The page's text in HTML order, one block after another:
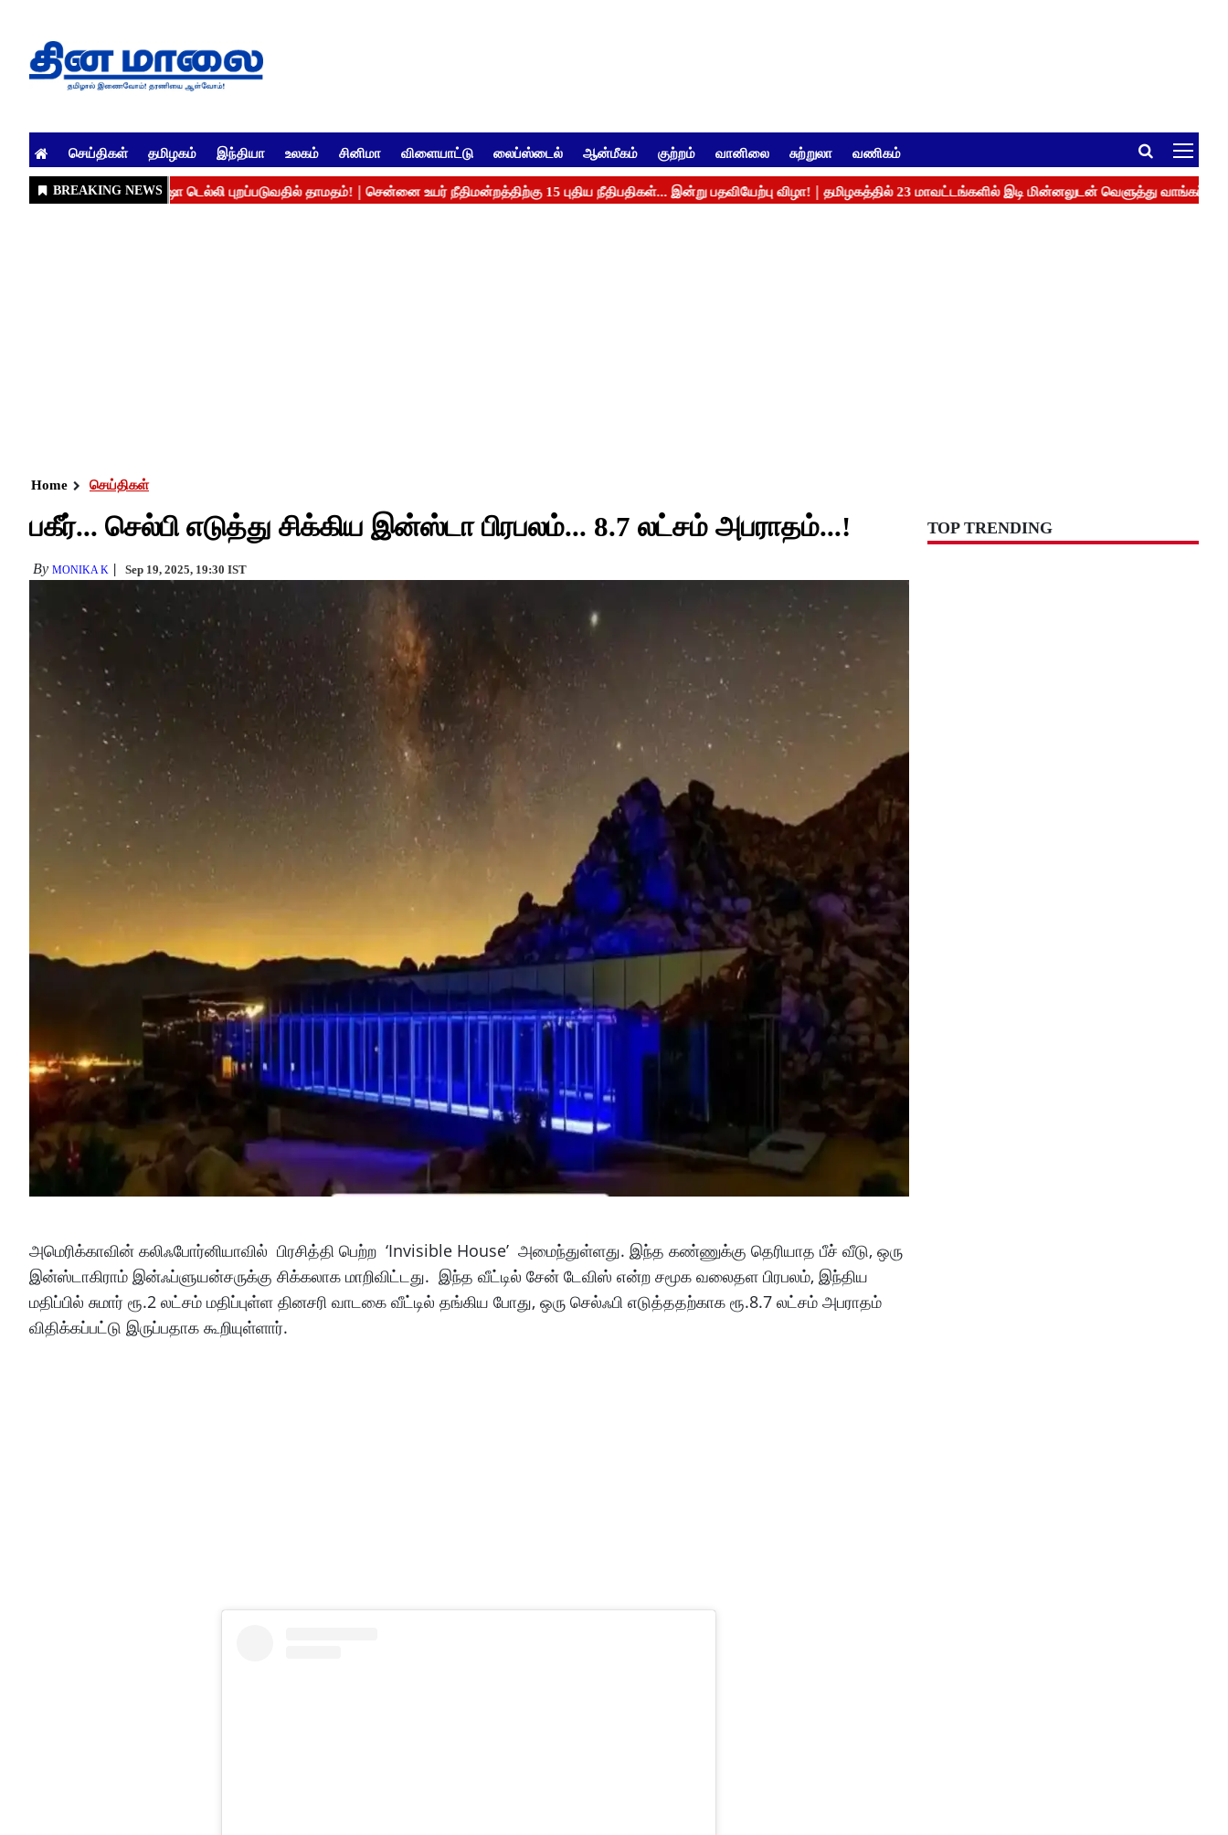
செய்திகள் தமிழகம் இந்தியா உலகம் சினிமா விளையாட்டு லைப்ஸ்டைல் ஆன்மீகம் குற்றம் வானிலை சுற்றுலா வணிகம்
Home செய்திகள்
பகீர்... செல்பி எடுத்து சிக்கிய இன்ஸ்டா பிரபலம்... 8.7 லட்சம் அபராதம்...!
By MONIKA K Sep 19, 2025, 19:30 IST
அமெரிக்காவின் கலிஃபோர்னியாவில் பிரசித்தி பெற்ற ‘Invisible House’ அமைந்துள்ளது. இந்த கண்ணுக்கு தெரியாத பீச் வீடு, ஒரு
இன்ஸ்டாகிராம் இன்ஃப்ளுயன்சருக்கு சிக்கலாக மாறிவிட்டது. இந்த வீட்டில் சேன் டேவிஸ் என்ற சமூக வலைதள பிரபலம், இந்திய
மதிப்பில் சுமார் ரூ.2 லட்சம் மதிப்புள்ள தினசரி வாடகை வீட்டில் தங்கிய போது, ஒரு செல்ஃபி எடுத்ததற்காக ரூ.8.7 லட்சம் அபராதம்
விதிக்கப்பட்டு இருப்பதாக கூறியுள்ளார்.
TOP TRENDING